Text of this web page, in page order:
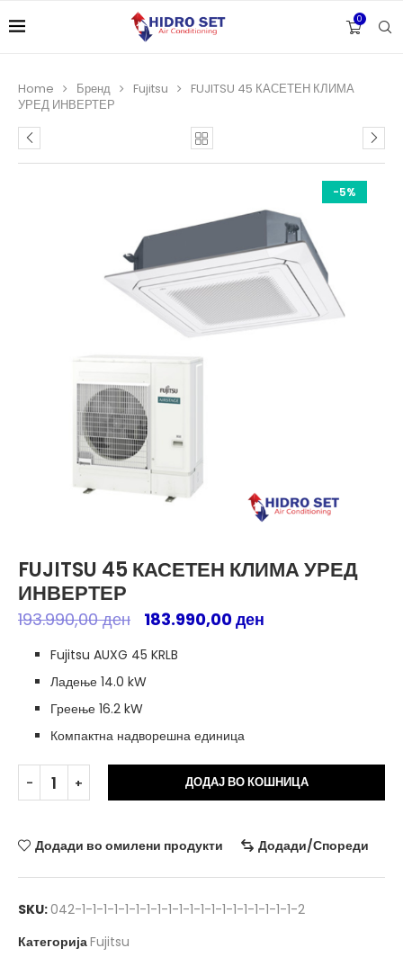
0
Home Бренд Fujitsu
FUJITSU 45 КАСЕТЕН КЛИМА
УРЕД ИНВЕРТЕР
-5%
FUJITSU 45 КАСЕТЕН КЛИМА УРЕД
ИНВЕРТЕР
193.990,00ден 183.990,00ден
Fujitsu AUXG 45 KRLB
Ладење 14.0 kW
Греење 16.2 kW
Компактна надворешна единица
ДОДАЈ ВО КОШНИЦА
Додади во омилени продукти Додади/Спореди
SKU:042-1-1-1-1-1-1-1-1-1-1-1-1-1-1-1-1-1-1-1-1-2
КатегоријаFujitsu